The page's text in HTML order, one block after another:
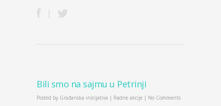
Bili smo na sajmu u Petrinji
Posted by Građanska inicijativa | Radne akcije | No Comments